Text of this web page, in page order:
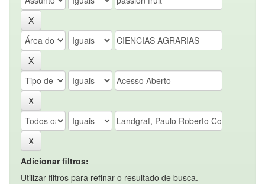
Adicionar filtros:
Utilizar filtros para refinar o resultado de busca.